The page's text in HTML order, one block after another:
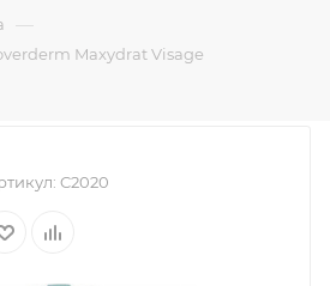
—
Maxydrat Visage
C2020